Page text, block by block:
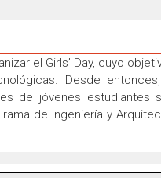
el Girls’ Day, cuyo
Desde
de jóvenes estudiantes
de Ingeniería y